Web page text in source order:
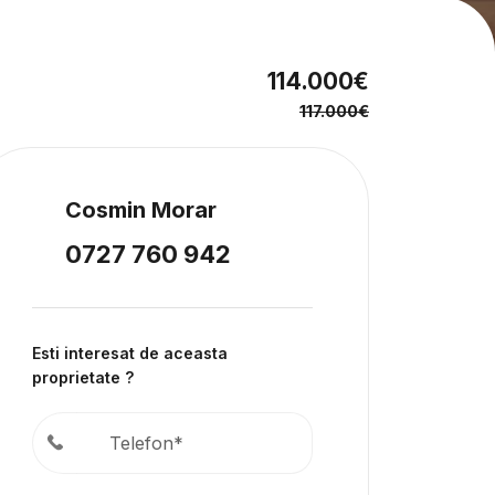
114.000€
117.000€
Cosmin Morar
0727 760 942
Esti interesat de aceasta
proprietate ?